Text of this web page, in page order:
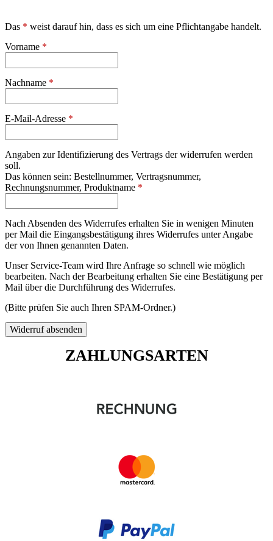
Das * weist darauf hin, dass es sich um eine Pflichtangabe handelt.
Vorname *
Nachname *
E-Mail-Adresse *
Angaben zur Identifizierung des Vertrags der widerrufen werden
soll.
Das können sein: Bestellnummer, Vertragsnummer,
Rechnungsnummer, Produktname *
Nach Absenden des Widerrufes erhalten Sie in wenigen Minuten
per Mail die Eingangsbestätigung ihres Widerrufes unter Angabe
der von Ihnen genannten Daten.
Unser Service-Team wird Ihre Anfrage so schnell wie möglich
bearbeiten. Nach der Bearbeitung erhalten Sie eine Bestätigung per
Mail über die Durchführung des Widerrufes.
(Bitte prüfen Sie auch Ihren SPAM-Ordner.)
Widerruf absenden
ZAHLUNGSARTEN